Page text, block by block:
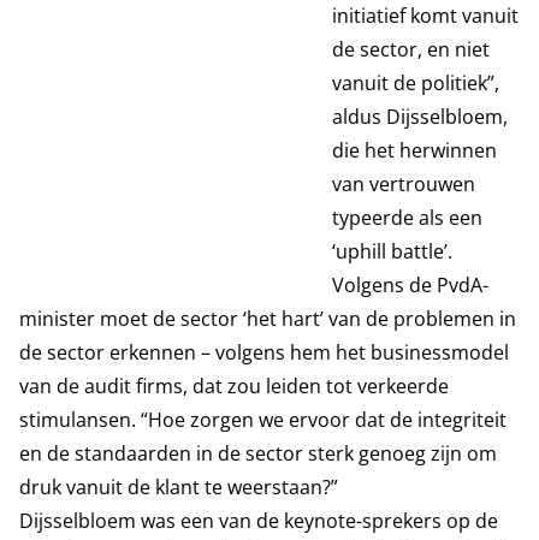
initiatief komt vanuit
de sector, en niet
vanuit de politiek”,
aldus Dijsselbloem,
die het herwinnen
van vertrouwen
typeerde als een
‘uphill battle’.
Volgens de PvdA-
minister moet de sector ‘het hart’ van de problemen in
de sector erkennen – volgens hem het businessmodel
van de audit firms, dat zou leiden tot verkeerde
stimulansen. “Hoe zorgen we ervoor dat de integriteit
en de standaarden in de sector sterk genoeg zijn om
druk vanuit de klant te weerstaan?”
Dijsselbloem was een van de keynote-sprekers op de